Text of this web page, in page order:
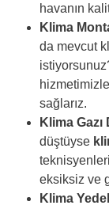
havanın
Klima
da mevcut
sağlarız.
Klima
düştüyse
eksiksiz ve
Klima